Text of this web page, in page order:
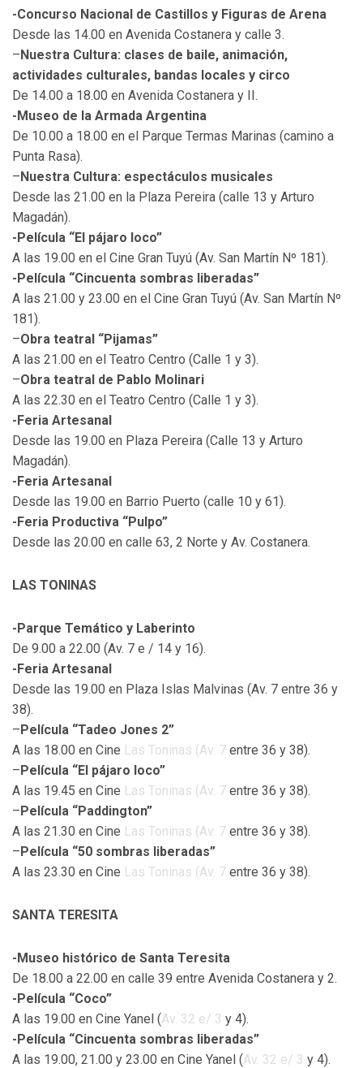
-Concurso Nacional de Castillos y Figuras de Arena
Desde las 14.00 en Avenida Costanera y calle 3.
–Nuestra Cultura: clases de baile, animación,
actividades culturales, bandas locales y circo
De 14.00 a 18.00 en Avenida Costanera y II.
-Museo de la Armada Argentina
De 10.00 a 18.00 en el Parque Termas Marinas (camino a
Punta Rasa).
–Nuestra Cultura: espectáculos musicales
Desde las 21.00 en la Plaza Pereira (calle 13 y Arturo
Magadán).
-Película “El pájaro loco”
A las 19.00 en el Cine Gran Tuyú (Av. San Martín Nº 181).
-Película “Cincuenta sombras liberadas”
A las 21.00 y 23.00 en el Cine Gran Tuyú (Av. San Martín Nº
181).
–Obra teatral “Pijamas”
A las 21.00 en el Teatro Centro (Calle 1 y 3).
–Obra teatral de Pablo Molinari
A las 22.30 en el Teatro Centro (Calle 1 y 3).
-Feria Artesanal
Desde las 19.00 en Plaza Pereira (Calle 13 y Arturo
Magadán).
-Feria Artesanal
Desde las 19.00 en Barrio Puerto (calle 10 y 61).
-Feria Productiva “Pulpo”
Desde las 20.00 en calle 63, 2 Norte y Av. Costanera.
LAS TONINAS
-Parque Temático y Laberinto
De 9.00 a 22.00 (Av. 7 e / 14 y 16).
-Feria Artesanal
Desde las 19.00 en Plaza Islas Malvinas (Av. 7 entre 36 y
38).
–Película “Tadeo Jones 2”
A las 18.00 en Cine Las Toninas (Av. 7 entre 36 y 38).
–Película “El pájaro loco”
A las 19.45 en Cine Las Toninas (Av. 7 entre 36 y 38).
–Película “Paddington”
A las 21.30 en Cine Las Toninas (Av. 7 entre 36 y 38).
–Película “50 sombras liberadas”
A las 23.30 en Cine Las Toninas (Av. 7 entre 36 y 38).
SANTA TERESITA
-Museo histórico de Santa Teresita
De 18.00 a 22.00 en calle 39 entre Avenida Costanera y 2.
-Película “Coco”
A las 19.00 en Cine Yanel (Av. 32 e/ 3 y 4).
-Película “Cincuenta sombras liberadas”
A las 19.00, 21.00 y 23.00 en Cine Yanel (Av. 32 e/ 3 y 4).